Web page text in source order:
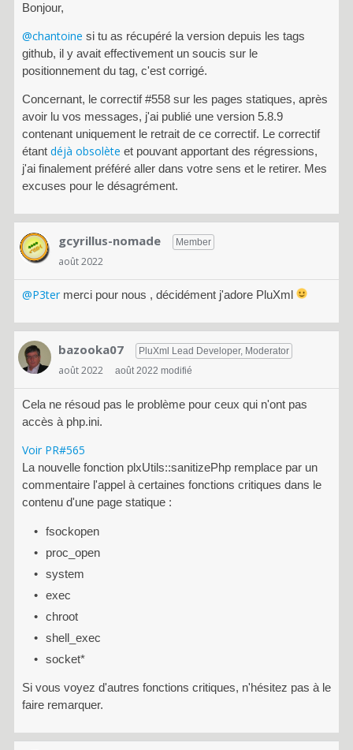
Bonjour,
@chantoine si tu as récupéré la version depuis les tags
github, il y avait effectivement un soucis sur le
positionnement du tag, c'est corrigé.
Concernant, le correctif #558 sur les pages statiques, après
avoir lu vos messages, j'ai publié une version 5.8.9
contenant uniquement le retrait de ce correctif. Le correctif
étant déjà obsolète et pouvant apportant des régressions,
j'ai finalement préféré aller dans votre sens et le retirer. Mes
excuses pour le désagrément.
gcyrillus-nomade Member
août 2022
@P3termerci pour nous , décidément j'adore PluXml
bazooka07 PluXml Lead Developer, Moderator
août 2022 août 2022 modifié
Cela ne résoud pas le problème pour ceux qui n'ont pas
accès à php.ini.
Voir PR#565
La nouvelle fonction plxUtils::sanitizePhp remplace par un
commentaire l'appel à certaines fonctions critiques dans le
contenu d'une page statique :
fsockopen
proc_open
system
exec
chroot
shell_exec
socket*
Si vous voyez d'autres fonctions critiques, n'hésitez pas à le
faire remarquer.